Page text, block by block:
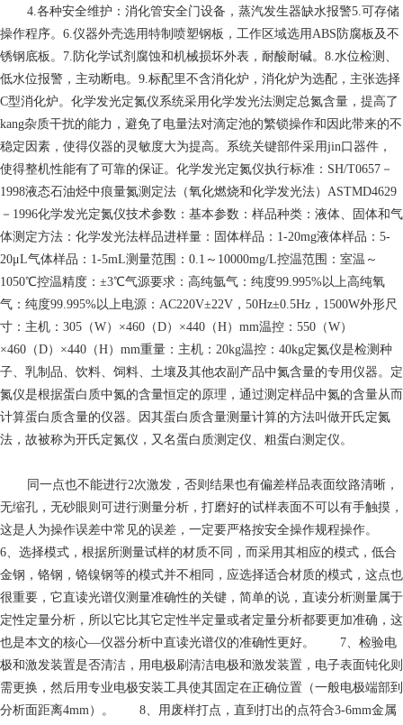
4.各种安全维护：消化管安全门设备，蒸汽发生器缺水报警5.可存储
操作程序。6.仪器外壳选用特制喷塑钢板，工作区域选用ABS防腐板及不
锈钢底板。7.防化学试剂腐蚀和机械损坏外表，耐酸耐碱。8.水位检测、
低水位报警，主动断电。9.标配里不含消化炉，消化炉为选配，主张选择
C型消化炉。化学发光定氮仪系统采用化学发光法测定总氮含量，提高了
kang杂质干扰的能力，避免了电量法对滴定池的繁锁操作和因此带来的不
稳定因素，使得仪器的灵敏度大为提高。系统关键部件采用jin口器件，
使得整机性能有了可靠的保证。化学发光定氮仪执行标准：SH/T0657－
1998液态石油烃中痕量氮测定法（氧化燃烧和化学发光法）ASTMD4629
－1996化学发光定氮仪技术参数：基本参数：样品种类：液体、固体和气
体测定方法：化学发光法样品进样量：固体样品：1-20mg液体样品：5-
20μL气体样品：1-5mL测量范围：0.1～10000mg/L控温范围：室温～
1050℃控温精度：±3℃气源要求：高纯氩气：纯度99.995%以上高纯氧
气：纯度99.995%以上电源：AC220V±22V，50Hz±0.5Hz，1500W外形尺
寸：主机：305（W）×460（D）×440（H）mm温控：550（W）
×460（D）×440（H）mm重量：主机：20kg温控：40kg定氮仪是检测种
子、乳制品、饮料、饲料、土壤及其他农副产品中氮含量的专用仪器。定
氮仪是根据蛋白质中氮的含量恒定的原理，通过测定样品中氮的含量从而
计算蛋白质含量的仪器。因其蛋白质含量测量计算的方法叫做开氏定氮
法，故被称为开氏定氮仪，又名蛋白质测定仪、粗蛋白测定仪。
同一点也不能进行2次激发，否则结果也有偏差样品表面纹路清晰，
无缩孔，无砂眼则可进行测量分析，打磨好的试样表面不可以有手触摸，
这是人为操作误差中常见的误差，一定要严格按安全操作规程操作。
6、选择模式，根据所测量试样的材质不同，而采用其相应的模式，低合
金钢，铬钢，铬镍钢等的模式并不相同，应选择适合材质的模式，这点也
很重要，它直读光谱仪测量准确性的关键，简单的说，直读分析测量属于
定性定量分析，所以它比其它定性半定量或者定量分析都要更加准确，这
也是本文的核心—仪器分析中直读光谱仪的准确性更好。 7、检验电
极和激发装置是否清洁，用电极刷清洁电极和激发装置，电子表面钝化则
需更换，然后用专业电极安装工具使其固定在正确位置（一般电极端部到
分析面距离4mm）。 8、用废样打点，直到打出的点符合3-6mm金属